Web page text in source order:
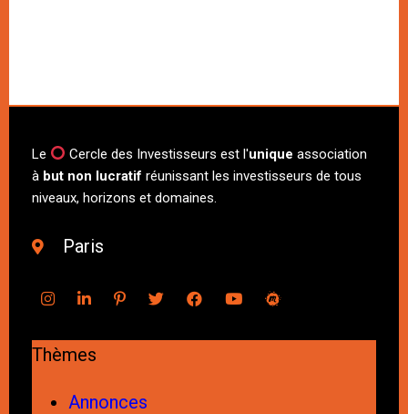
Le Cercle des Investisseurs est l'unique association
à but non lucratif réunissant les investisseurs de tous
niveaux, horizons et domaines.
Paris
Thèmes
Annonces